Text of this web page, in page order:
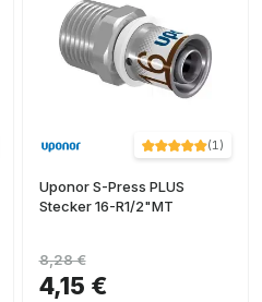
(1)
Uponor S-Press PLUS
Stecker 16-R1/2"MT
4,15 €
8,28 €